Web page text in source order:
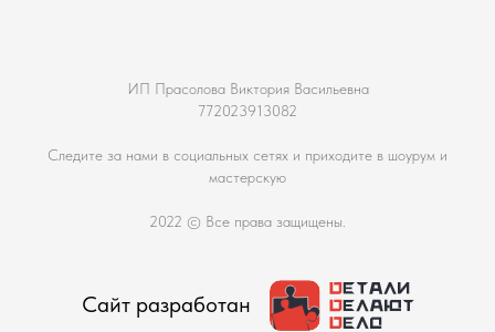
ИП Прасолова Виктория Васильевна
772023913082
Следите за нами в социальных сетях и приходите в шоурум и
мастерскую
2022 © Все права защищены.
Сайт разработан